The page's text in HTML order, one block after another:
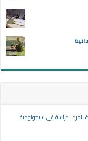
للفرد : دراسة في سيكولوجية